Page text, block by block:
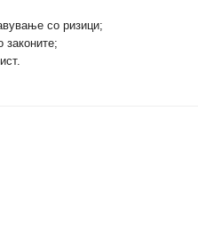
со ризици;
законите;